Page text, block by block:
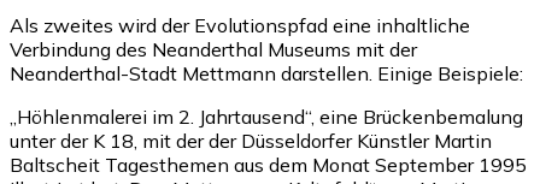
Als zweites wird der Evolutionspfad eine inhaltliche
Verbindung des Neanderthal Museums mit der
Neanderthal-Stadt Mettmann darstellen. Einige Beispiele:
„Höhlenmalerei im 2. Jahrtausend“, eine Brückenbemalung
unter der K 18, mit der der Düsseldorfer Künstler Martin
Baltscheit Tagesthemen aus dem Monat September 1995